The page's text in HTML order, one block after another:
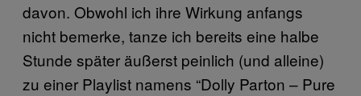
davon. Obwohl ich ihre Wirkung anfangs
nicht bemerke, tanze ich bereits eine halbe
Stunde später äußerst peinlich (und alleine)
zu einer Playlist namens “Dolly Parton – Pure